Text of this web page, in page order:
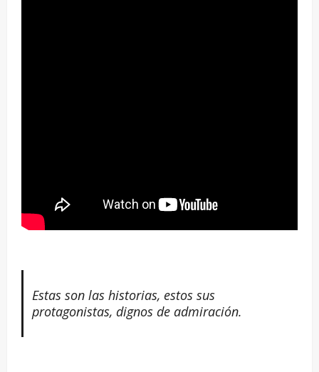
Estas son las historias, estos sus
protagonistas, dignos de admiración.